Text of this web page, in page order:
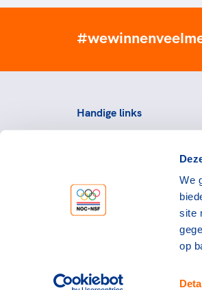
We
site
op
Handige links
Werken bij NOC*NSF
Openstaande vacatures